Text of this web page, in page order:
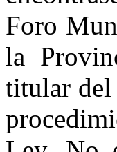
Foro
la
titular del